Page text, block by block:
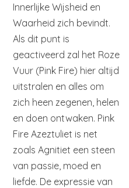
Innerlijke Wijsheid en
Waarheid zich bevindt.
Als dit punt is
geactiveerd zal het Roze
Vuur (Pink Fire) hier altijd
uitstralen en alles om
zich heen zegenen, helen
en doen ontwaken. Pink
Fire Azeztuliet is net
zoals Agnitiet een steen
van passie, moed en
liefde. De expressie van